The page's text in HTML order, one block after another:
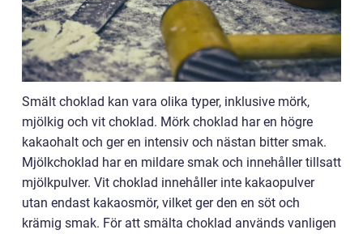
Smält choklad kan vara olika typer, inklusive mörk,
mjölkig och vit choklad. Mörk choklad har en högre
kakaohalt och ger en intensiv och nästan bitter smak.
Mjölkchoklad har en mildare smak och innehåller tillsatt
mjölkpulver. Vit choklad innehåller inte kakaopulver
utan endast kakaosmör, vilket ger den en söt och
krämig smak. För att smälta choklad används vanligen